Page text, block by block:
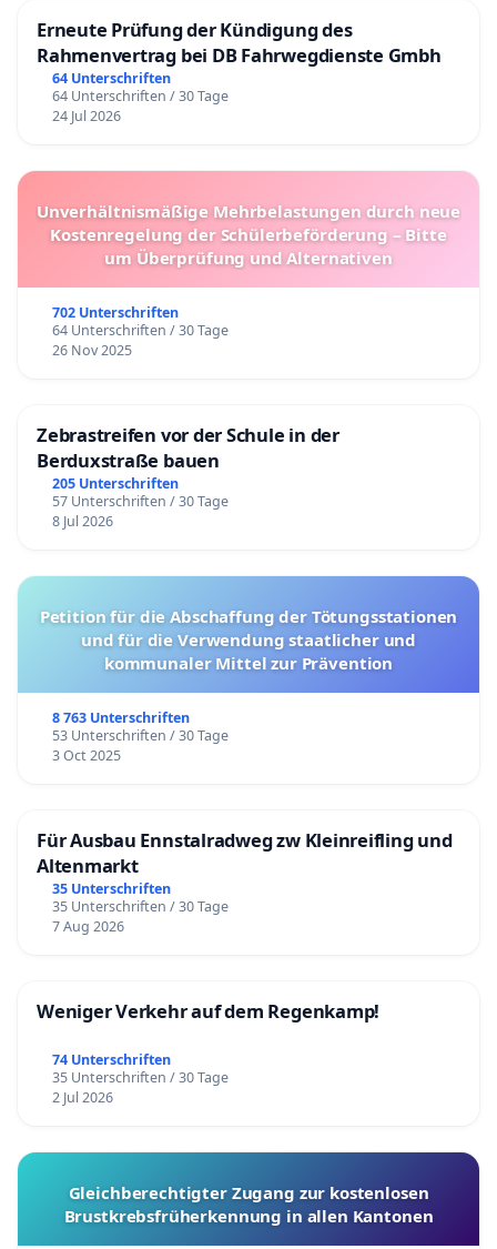
Erneute Prüfung der Kündigung des
Rahmenvertrag bei DB Fahrwegdienste Gmbh
64 Unterschriften
64 Unterschriften / 30 Tage
24 Jul 2026
Unverhältnismäßige Mehrbelastungen durch neue
Kostenregelung der Schülerbeförderung – Bitte
um Überprüfung und Alternativen
702 Unterschriften
64 Unterschriften / 30 Tage
26 Nov 2025
Zebrastreifen vor der Schule in der
Berduxstraße bauen
205 Unterschriften
57 Unterschriften / 30 Tage
8 Jul 2026
Petition für die Abschaffung der Tötungsstationen
und für die Verwendung staatlicher und
kommunaler Mittel zur Prävention
8 763 Unterschriften
53 Unterschriften / 30 Tage
3 Oct 2025
Für Ausbau Ennstalradweg zw Kleinreifling und
Altenmarkt
35 Unterschriften
35 Unterschriften / 30 Tage
7 Aug 2026
Weniger Verkehr auf dem Regenkamp!
74 Unterschriften
35 Unterschriften / 30 Tage
2 Jul 2026
Gleichberechtigter Zugang zur kostenlosen
Brustkrebsfrüherkennung in allen Kantonen